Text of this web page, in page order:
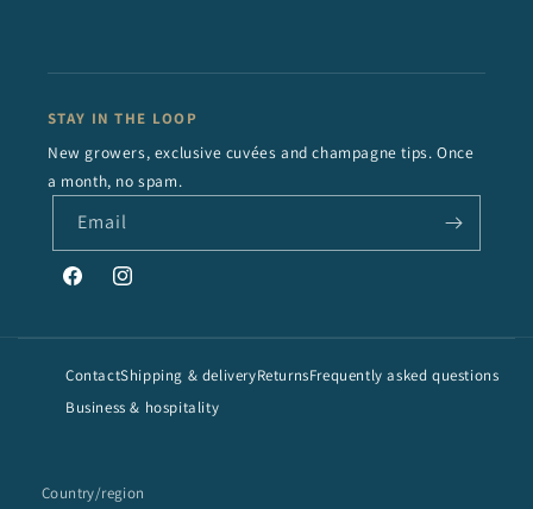
STAY IN THE LOOP
New growers, exclusive cuvées and champagne tips. Once
a month, no spam.
Email
FacebookInstagram
ContactShipping & deliveryReturnsFrequently asked questions
Business & hospitality
Country/region